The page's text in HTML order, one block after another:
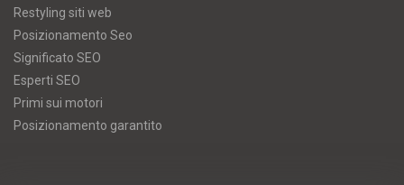
Restyling siti web
Posizionamento Seo
Significato SEO
Esperti SEO
Primi sui motori
Posizionamento garantito